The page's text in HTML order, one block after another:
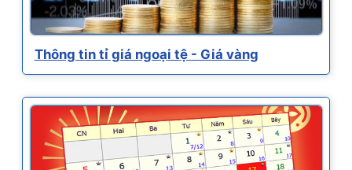
Thông tin tỉ giá ngoại tệ - Giá vàng